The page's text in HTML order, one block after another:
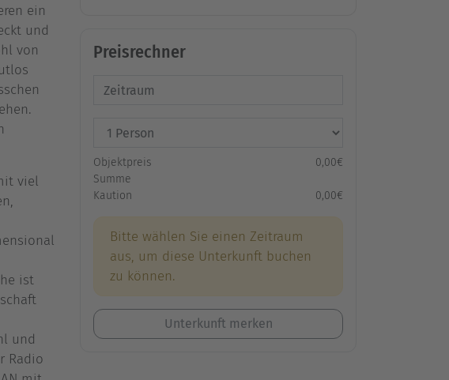
ein
und
von
viel
ist
und
Radio
Preisrechner
Objektpreis
0,00€
Summe
Kaution
0,00€
Bitte wählen Sie einen Zeitraum
aus, um diese Unterkunft buchen
zu können.
Unterkunft merken